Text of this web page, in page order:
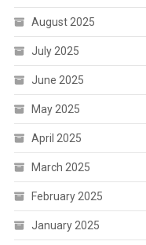
August 2025
July 2025
June 2025
May 2025
April 2025
March 2025
February 2025
January 2025